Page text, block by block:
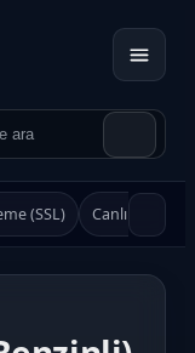
(SSL) Canlı Destek